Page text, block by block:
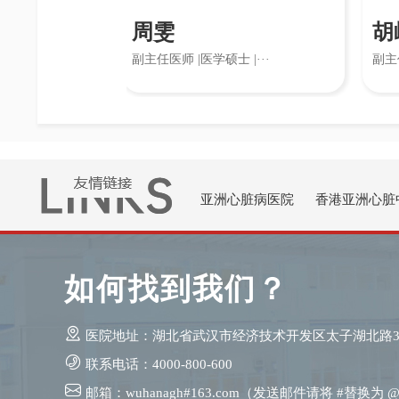
副主任医师 |医学硕士 |··· 副主任医师|
亚洲心脏病医院 香港亚洲心脏
如何找到我们？
医院地址：湖北省武汉市经济技术开发区太子湖北路
联系电话：4000-800-600
邮箱：wuhanagh#163.com（发送邮件请将 #替换为